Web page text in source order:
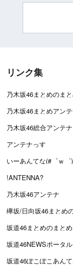
リンク集
乃木坂46まとめのま
乃木坂46まとめアン
乃木坂46総合アンテナ
アンテナっす
いーあんてな(#゜ｗ゜)
!ANTENNA?
乃木坂46アンテナ
欅坂/日向坂46まとめ
坂道46まとめのまとめ
坂道46NEWSポータル
坂道46ぽこぽこあん